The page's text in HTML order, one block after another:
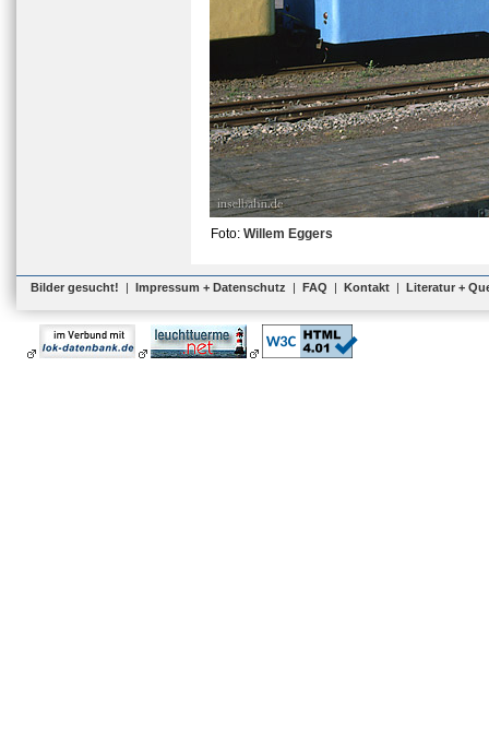
Foto: Willem Eggers
Bilder gesucht! | Impressum + Datenschutz | FAQ | Kontakt | Literatur +